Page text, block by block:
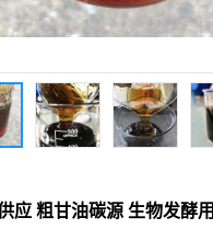
应 粗甘油碳源 生物发酵用